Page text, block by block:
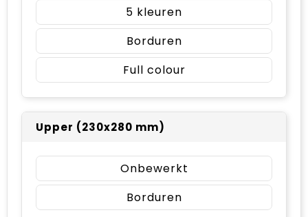
5
Borduren
Full colour
Upper (230x280 mm)
Onbewerkt
Borduren